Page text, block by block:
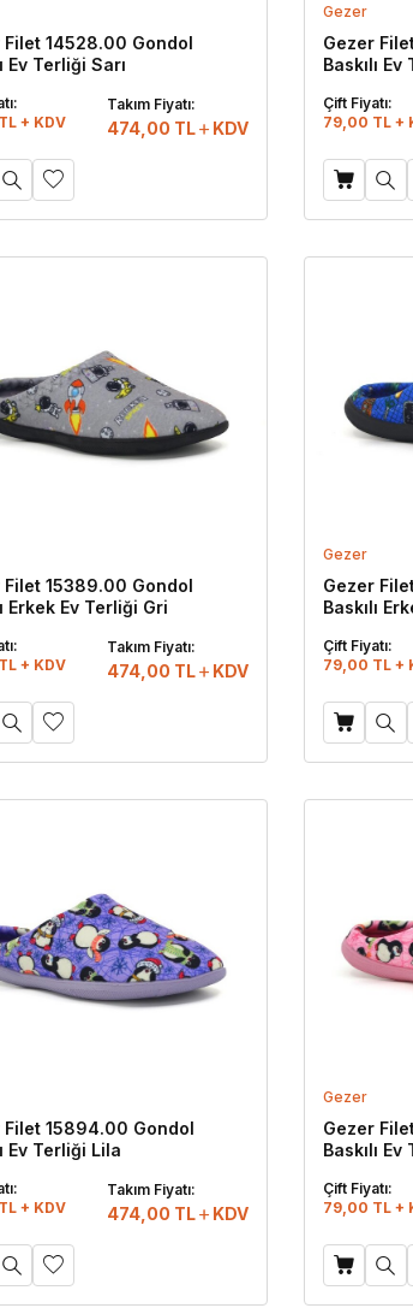
Filet 14528.00 Gondol
Ev Terliği Sarı
+ KDV
Takım Fiyatı:
474,00 TL KDV
Gezer
Gezer
Baskılı
Çift Fiyatı:
79,00 TL +
Filet 15389.00 Gondol
Erkek Ev Terliği Gri
+ KDV
Takım Fiyatı:
474,00 TL KDV
Gezer
Gezer
Baskılı
Çift Fiyatı:
79,00 TL +
Filet 15894.00 Gondol
Ev Terliği Lila
+ KDV
Takım Fiyatı:
474,00 TL KDV
Gezer
Gezer
Baskılı
Çift Fiyatı:
79,00 TL +